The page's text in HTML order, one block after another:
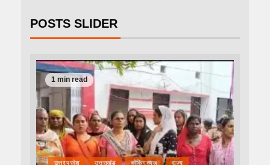
POSTS SLIDER
1 min read
उत्तर प्रदेश उत्तराखंड ब्रेकिंग न्यूज़ राज्य